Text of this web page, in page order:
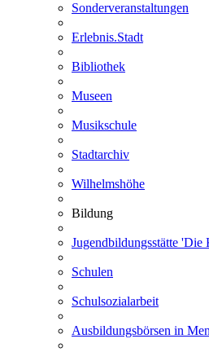
Sonderveranstaltungen
Erlebnis.Stadt
Bibliothek
Museen
Musikschule
Stadtarchiv
Wilhelmshöhe
Bildung
Jugendbildungsstätte 'Die
Schulen
Schulsozialarbeit
Ausbildungsbörsen in